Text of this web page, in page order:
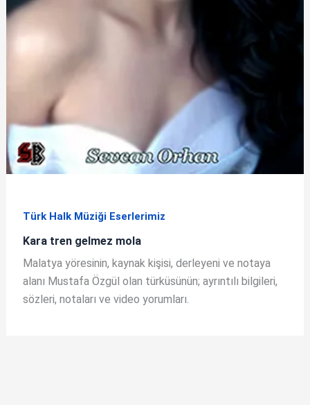
Türk Halk Müziği Eserlerimiz
Kara tren gelmez mola
Malatya yöresinin, kaynak kişisi, derleyeni ve notaya
alanı Mustafa Özgül olan türküsünün; ayrıntılı bilgileri,
sözleri, notaları ve video yorumları.